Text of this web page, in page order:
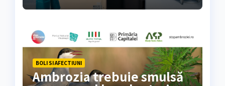
BOLI SI AFECTIUNI
Ambrozia trebuie smulsă